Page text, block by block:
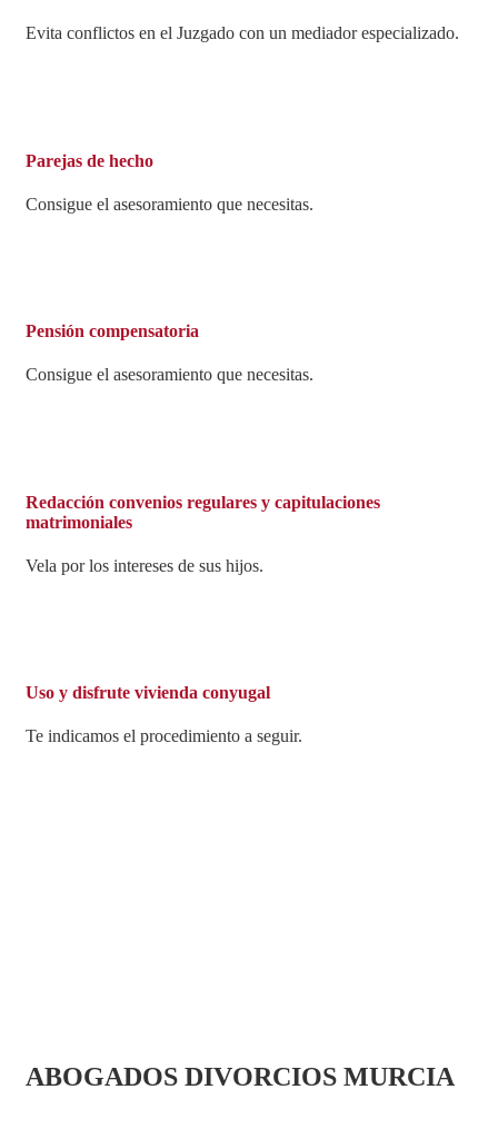
Evita conflictos en el Juzgado con un mediador especializado.
Parejas de hecho
Consigue el asesoramiento que necesitas.
Pensión compensatoria
Consigue el asesoramiento que necesitas.
Redacción convenios regulares y capitulaciones
matrimoniales
Vela por los intereses de sus hijos.
Uso y disfrute vivienda conyugal
Te indicamos el procedimiento a seguir.
ABOGADOS DIVORCIOS MURCIA